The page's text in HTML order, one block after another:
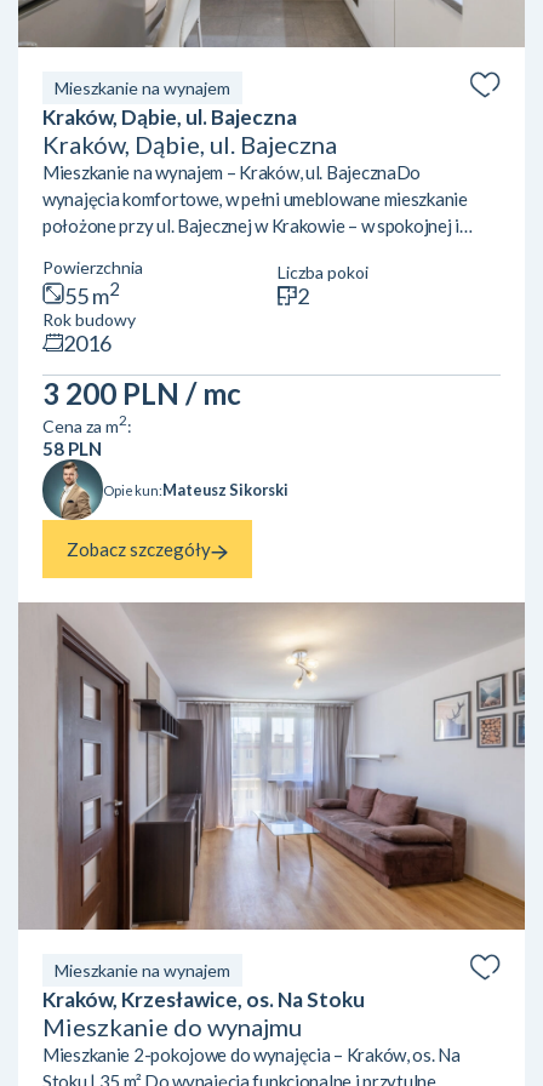
Mieszkanie na wynajem
Kraków, Dąbie, ul. Bajeczna
Kraków, Dąbie, ul. Bajeczna
Mieszkanie na wynajem – Kraków, ul. BajecznaDo
wynajęcia komfortowe, w pełni umeblowane mieszkanie
położone przy ul. Bajecznej w Krakowie – w spokojnej i
mieszkania:Mieszkanie znajduje się na 2. piętrze i składa się
z dwóch niezależnych pokoi, co czyni je idealnym zarówno
dla pary, jak i dla współlokatorów. Jasna, oddzielna kuchnia
jest w pełni wyposażona i zapewnia wygodę codziennego
użytkowania. Salon wyposażony jest w klimatyzacj...
Powierzchnia
55 m2
Liczba pokoi
2
Rok budowy
2016
3 200 PLN / mc
Cena za m2:
58 PLN
Opiekun:Mateusz Sikorski
Zobacz szczegóły
Mieszkanie na wynajem
Kraków, Krzesławice, os. Na Stoku
Mieszkanie do wynajmu
Mieszkanie 2-pokojowe do wynajęcia – Kraków, os. Na
Stoku | 35 m² Do wynajęcia funkcjonalne i przytulne